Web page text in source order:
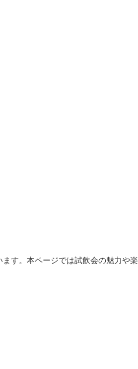
す。本ページでは試飲会の魅力